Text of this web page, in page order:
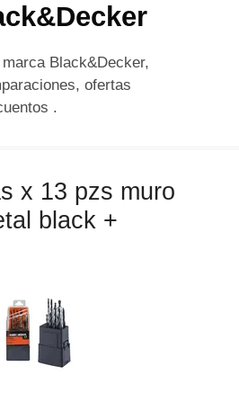
Black&Decker,
ofertas
.
x 13 pzs muro
black +